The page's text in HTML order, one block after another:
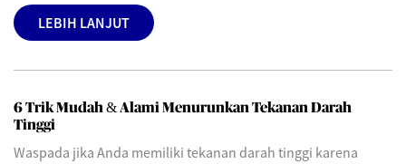
LEBIH LANJUT
6 Trik Mudah & Alami Menurunkan Tekanan Darah
Tinggi
Waspada jika Anda memiliki tekanan darah tinggi karena